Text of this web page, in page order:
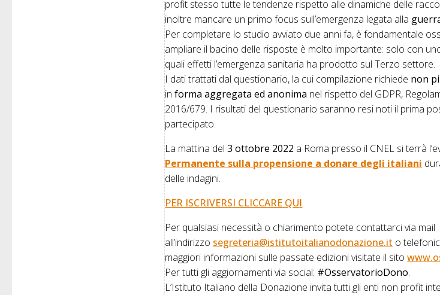
profit stesso tutte le tendenze rispetto alle dinamiche delle
inoltre mancare un primo focus sull’emergenza legata alla
Per completare lo studio avviato due anni fa, è fondamentale
ampliare il bacino delle risposte è molto importante: solo con
quali effetti l’emergenza sanitaria ha prodotto sul Terzo settore.
I dati trattati dal questionario, la cui compilazione richiede non
informa aggregata ed anonima nel rispetto del GDPR,
2016/679. I risultati del questionario saranno resi noti il prima
partecipato.
La mattina del3 ottobre 2022 a Roma presso il CNEL si terrà
Permanente sulla propensione a donare degli italiani
delle indagini.
PER ISCRIVERSI CLICCARE QUI
Per qualsiasi necessità o chiarimento potete contattarci via mail
all’indirizzo segreteria@istitutoitalianodonazione.it o
maggiori informazioni sulle passate edizioni visitate il sito
Per tutti gli aggiornamenti via social: #OsservatorioDono.
L’Istituto Italiano della Donazione invita tutti gli enti non profit